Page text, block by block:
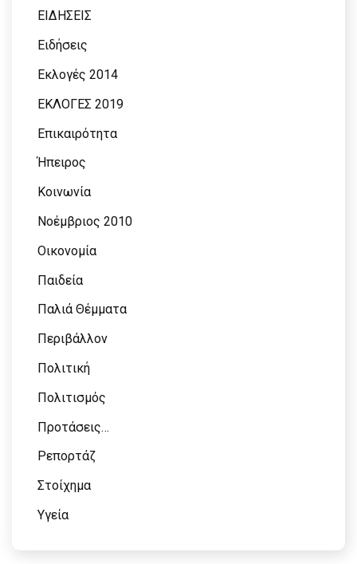
ΕΙΔΗΣΕΙΣ
Ειδήσεις
Εκλογές 2014
ΕΚΛΟΓΕΣ 2019
Επικαιρότητα
Ήπειρος
Κοινωνία
Νοέμβριος 2010
Οικονομία
Παιδεία
Παλιά Θέμματα
Περιβάλλον
Πολιτική
Πολιτισμός
Προτάσεις…
Ρεπορτάζ
Στοίχημα
Υγεία